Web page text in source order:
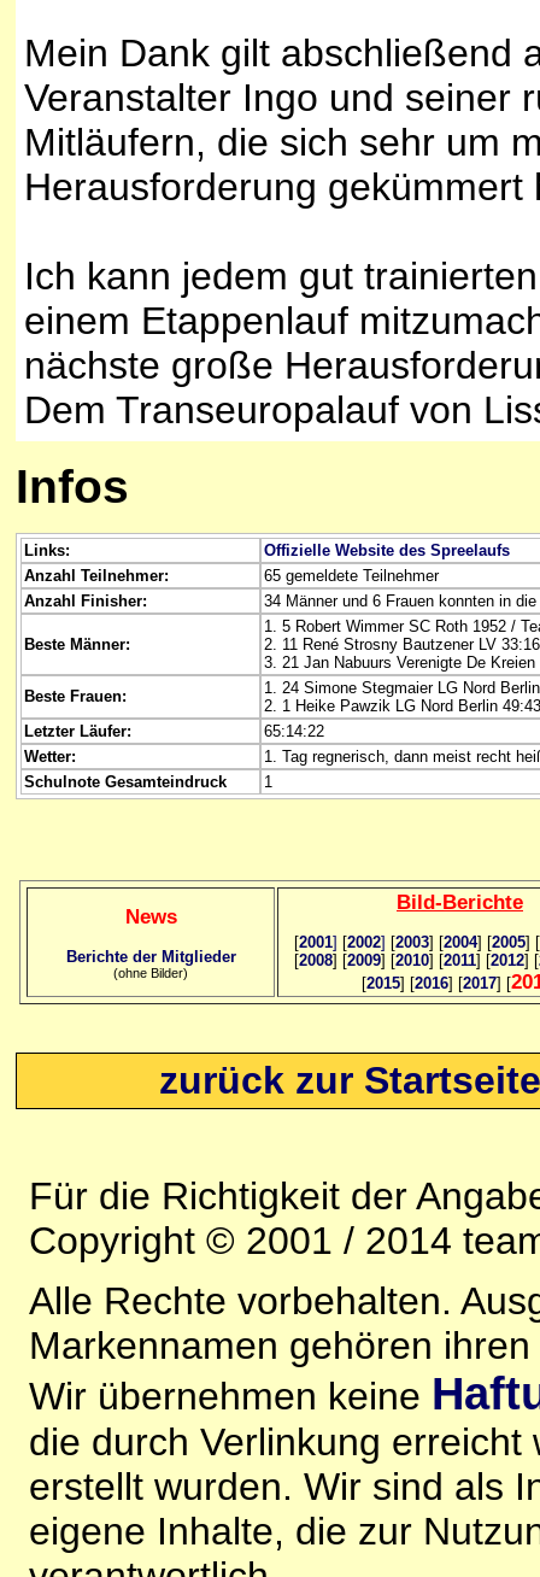
Mein Dank gilt abschließend
Veranstalter Ingo und seiner
Mitläufern, die sich sehr um
Herausforderung gekümmert
Ich kann jedem gut
einem Etappenlauf
nächste große
Dem Transeuropalauf von
Infos
Links:
Offizielle Website des Spreelaufs
Anzahl Teilnehmer:
65 gemeldete Teilnehmer
Anzahl Finisher:
34 Männer und 6 Frauen konnten in
Beste Männer:
1. 5 Robert Wimmer SC Roth 1952 /
2. 11 René Strosny Bautzener LV
3. 21 Jan Nabuurs Verenigte De
Beste Frauen:
1. 24 Simone Stegmaier LG Nord
2. 1 Heike Pawzik LG Nord Berlin
Letzter Läufer:
65:14:22
Wetter:
1. Tag regnerisch, dann meist recht
Schulnote Gesamteindruck
1
News
Berichte der Mitglieder
(ohne Bilder)
Bild-Berichte
[2001] [2002] [2003] [2004] [2005] [
[2008] [2009] [2010] [2011] [2012] [
[2015] [2016] [2017] [
zurück zur
Für die Richtigkeit der
Copyright © 2001 / 2014
Alle Rechte vorbehalten.
Markennamen gehören
Wir übernehmen keine
die durch Verlinkung
erstellt wurden. Wir sind als
eigene Inhalte, die zur